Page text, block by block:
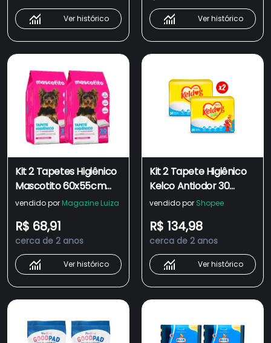
Ver histórico Ver histórico
Kit 2 Tapetes Higiênico
Mascotito 60x55cm
C/30 Unidades
vendido por Magazine Luiza
R$ 68,91
cerca de 2 anos
Ver histórico
Kit 2 Tapete Higiênico
Kelco Antiodor 30
Unidades Keldog
vendido por Shopee
R$ 134,98
cerca de 2 anos
Ver histórico